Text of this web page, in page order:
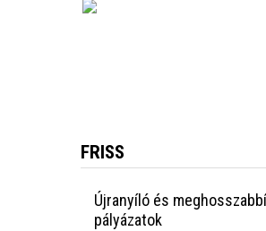
FRISS
Újranyíló és
pályázatok